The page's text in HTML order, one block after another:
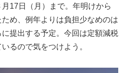
17日（月）まで。年明けから
め、例年よりは負担少なめのは
提出する予定。今回は定額減税
るので気をつけよう。